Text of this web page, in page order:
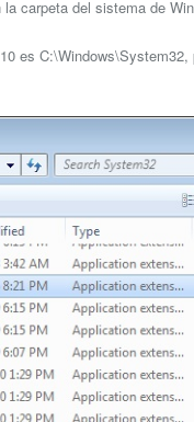
carpeta del sistema de
es C:\Windows\System32,